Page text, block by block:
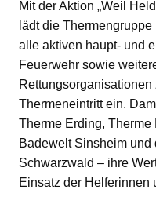
Mit der Aktion „Weil
lädt die
alle aktiven haupt- und
Feuerwehr sowie
Thermeneintritt ein.
Therme Erding,
Badewelt Sinsheim
Schwarzwald – ihre
Einsatz der Helferinnen